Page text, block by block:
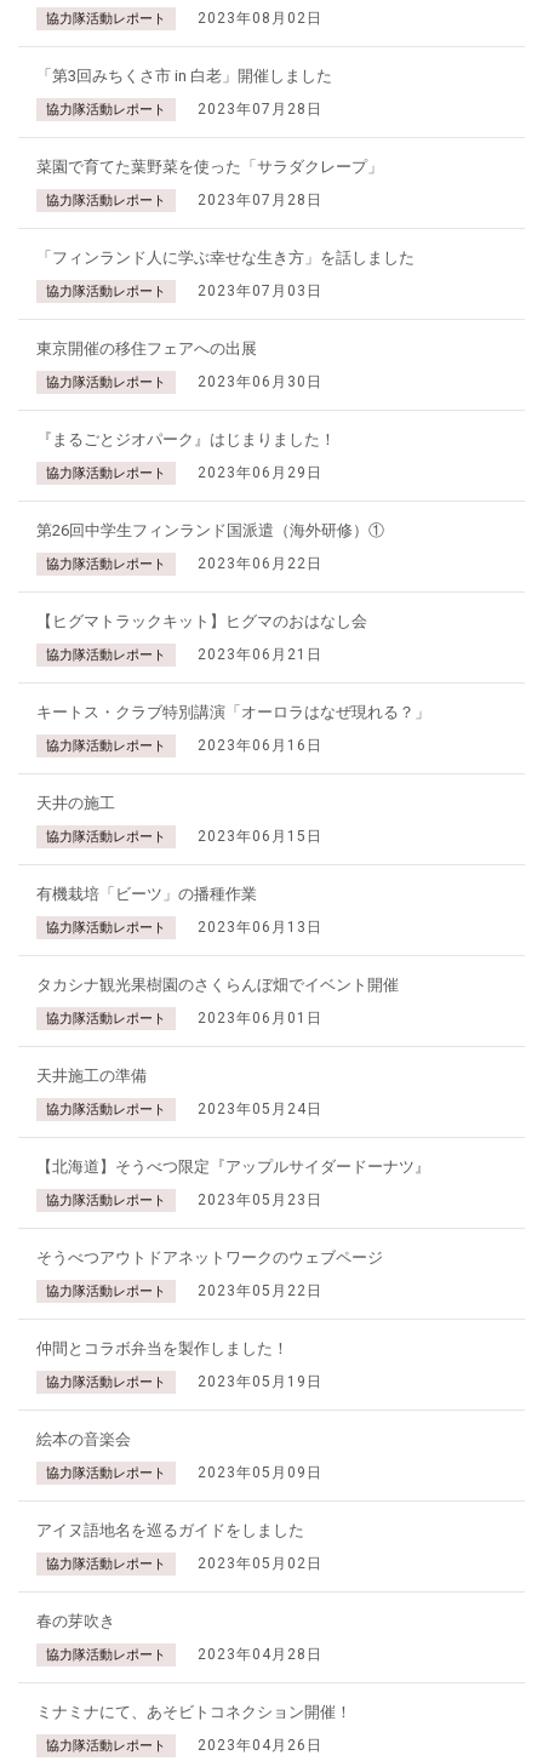
協力隊活動レポート 2023年08月02日
「第3回みちくさ市 in 白老」開催しました
協力隊活動レポート 2023年07月28日
菜園で育てた葉野菜を使った「サラダクレープ」
協力隊活動レポート 2023年07月28日
「フィンランド人に学ぶ幸せな生き方」を話しました
協力隊活動レポート 2023年07月03日
東京開催の移住フェアへの出展
協力隊活動レポート 2023年06月30日
『まるごとジオパーク』はじまりました！
協力隊活動レポート 2023年06月29日
第26回中学生フィンランド国派遣（海外研修）①
協力隊活動レポート 2023年06月22日
【ヒグマトラックキット】ヒグマのおはなし会
協力隊活動レポート 2023年06月21日
キートス・クラブ特別講演「オーロラはなぜ現れる？」
協力隊活動レポート 2023年06月16日
天井の施工
協力隊活動レポート 2023年06月15日
有機栽培「ビーツ」の播種作業
協力隊活動レポート 2023年06月13日
タカシナ観光果樹園のさくらんぼ畑でイベント開催
協力隊活動レポート 2023年06月01日
天井施工の準備
協力隊活動レポート 2023年05月24日
【北海道】そうべつ限定『アップルサイダードーナツ』
協力隊活動レポート 2023年05月23日
そうべつアウトドアネットワークのウェブページ
協力隊活動レポート 2023年05月22日
仲間とコラボ弁当を製作しました！
協力隊活動レポート 2023年05月19日
絵本の音楽会
協力隊活動レポート 2023年05月09日
アイヌ語地名を巡るガイドをしました
協力隊活動レポート 2023年05月02日
春の芽吹き
協力隊活動レポート 2023年04月28日
ミナミナにて、あそビトコネクション開催！
協力隊活動レポート 2023年04月26日